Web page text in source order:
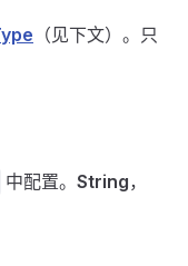
（见下文）。只
中配置。 String，